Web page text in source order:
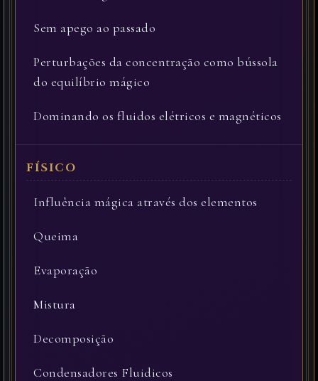
Sem apego ao passado
Perturbações da concentração como bússola
do equilíbrio mágico
Dominando os fluidos elétricos e magnéticos
Influência mágica através dos elementos
Queima
Evaporação
Mistura
Decomposição
Condensadores Fluidicos